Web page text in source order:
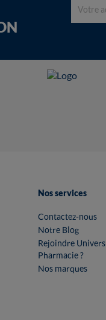
Nos services
Contactez-nous
Notre Blog
Rejoindre Univers
Pharmacie ?
Nos marques